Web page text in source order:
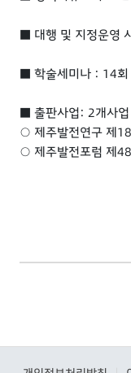
■ 대행 및 지정운영
■ 학술세미나 : 14회
■ 출판사업: 2개사업
○ 제주발전연구 제
○ 제주발전포럼 제